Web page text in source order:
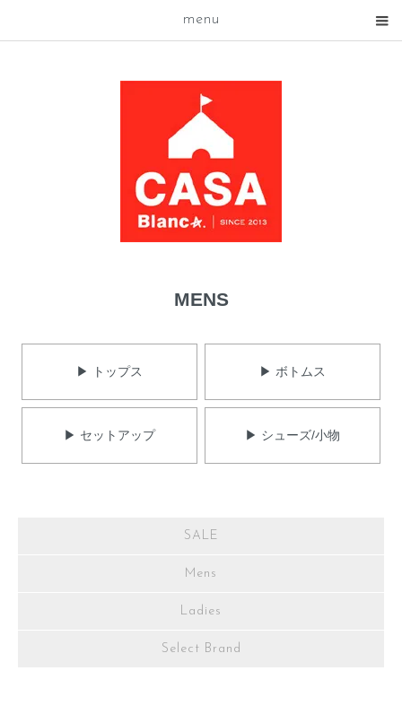
menu
MENS
▶ トップス ▶ ボトムス
▶ セットアップ ▶ シューズ/小物
SALE
Mens
Ladies
Select Brand